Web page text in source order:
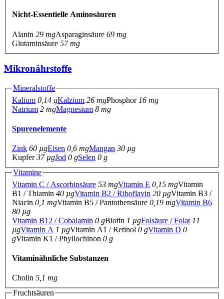
Nicht-Essentielle Aminosäuren
Alanin 29 mgAsparaginsäure 69 mg
Glutaminsäure 57 mg
Mikronährstoffe
Mineralstoffe
Kalium 0,14 gKalzium 26 mgPhosphor 16 mg
Natrium 2 mgMagnesium 8 mg
Spurenelemente
Zink 60 µgEisen 0,6 mgMangan 30 µg
Kupfer37 µgJod 0 gSelen 0 g
Vitamine
Vitamin C / Ascorbinsäure 53 mgVitamin E 0,15 mgVitamin
B1 / Thiamin 40 µgVitamin B2 / Riboflavin 20 µgVitamin B3 /
Niacin 0,1 mgVitamin B5 / Pantothensäure 0,19 mgVitamin B6
80 µg
Vitamin B12 / Cobalamin 0 gBiotin 1 µgFolsäure / Folat 11
µgVitamin A 1 µgVitamin A1 / Retinol 0 gVitamin D 0
gVitamin K1 / Phyllochinon 0 g
Vitaminähnliche Substanzen
Cholin 5,1 mg
Fruchtsäuren